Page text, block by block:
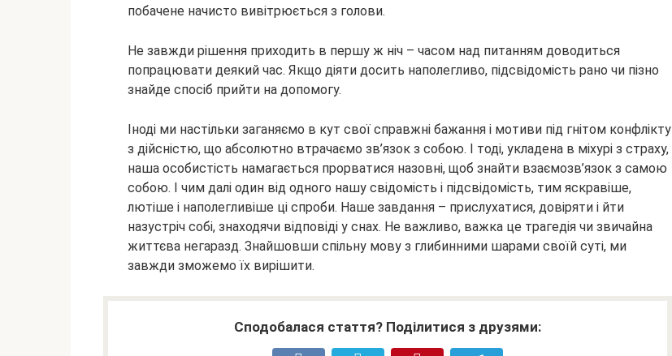
побачене начисто вивітрюється з голови.
Не завжди рішення приходить в першу ж ніч – часом над питанням доводиться
попрацювати деякий час. Якщо діяти досить наполегливо, підсвідомість рано чи пізно
знайде спосіб прийти на допомогу.
Іноді ми настільки заганяємо в кут свої справжні бажання і мотиви під гнітом конфлікту
з дійсністю, що абсолютно втрачаємо зв’язок з собою. І тоді, укладена в міхурі з страху,
наша особистість намагається прорватися назовні, щоб знайти взаємозв’язок з самою
собою. І чим далі один від одного нашу свідомість і підсвідомість, тим яскравіше,
лютіше і наполегливіше ці спроби. Наше завдання – прислухатися, довіряти і йти
назустріч собі, знаходячи відповіді у снах. Не важливо, важка це трагедія чи звичайна
життєва негаразд. Знайшовши спільну мову з глибинними шарами своїй суті, ми
завжди зможемо їх вирішити.
Сподобалася стаття? Поділитися з друзями: